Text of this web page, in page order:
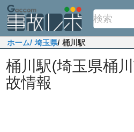
ホーム/ 埼玉県/ 桶川駅
桶川駅(埼玉県桶
故情報